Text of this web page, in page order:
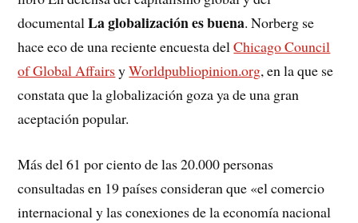
documentalLa globalización es buena. Norberg se
hace eco de una reciente encuesta delChicago Council
of Global Affairs yWorldpu­bliopinion.org, en la que se
constata que la globalización goza ya de una gran
aceptación popular.
Más del 61 por ciento de las 20.000 personas
consultadas en 19 países consi­deran que «el comercio
internacional y las conexiones de la economía nacional